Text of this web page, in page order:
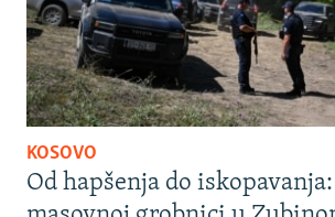
KOSOVO
Od hapšenja do